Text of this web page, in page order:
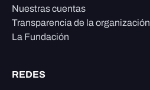
Nuestras cuentas
Transparencia de la organización
La Fundación
REDES